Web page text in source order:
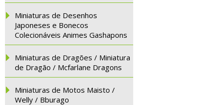
Miniaturas de Desenhos
Japoneses e Bonecos
Colecionáveis Animes Gashapons
Miniaturas de Dragões / Miniatura
de Dragão / Mcfarlane Dragons
Miniaturas de Motos Maisto /
Welly / Bburago